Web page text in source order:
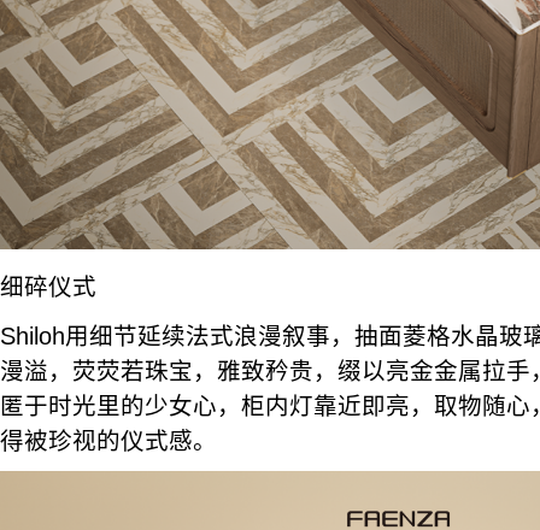
细碎仪式
Shiloh用细节延续法式浪漫叙事，抽面菱格水晶玻
漫溢，荧荧若珠宝，雅致矜贵，缀以亮金金属拉
匿于时光里的少女心，柜内灯靠近即亮，取物随
得被珍视的仪式感。